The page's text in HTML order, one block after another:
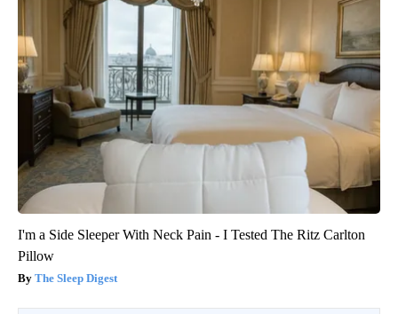
I'm a Side Sleeper With Neck Pain - I Tested The Ritz Carlton
Pillow
The Sleep Digest